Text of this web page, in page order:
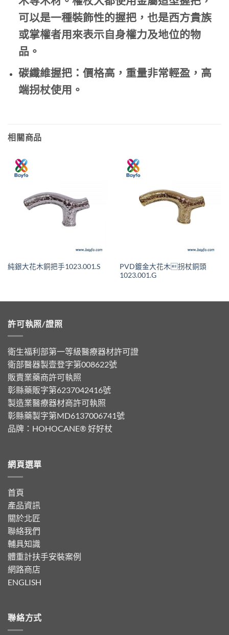
可以是一種裝飾性的握把，也是西方貴族
或掌權者用來表示自身權力及地位的物
品。
碳纖維握把：價格高，重量非常輕盈，高
端拐杖使用。
相關商品
純銀大花木銅把手1023.001.S
PVD鍍金大花木拐杖銅頭
1023.001.G
許可執照/證照
衛生福利部第一等級醫療器材許可證
衛部醫器製壹登字第008622號
販賣業藥商許可執照
彰縣藥販字第6237042416號
製造業醫療器材商許可執照
彰縣藥製字第MD6137006741號
品牌： HOHOCANE® 好好杖
網頁選單
首頁
產品資訊
關於北匠
聯絡我們
輔具知識
體重計扶手安裝案例
網路商店
ENGLISH
聯絡方式